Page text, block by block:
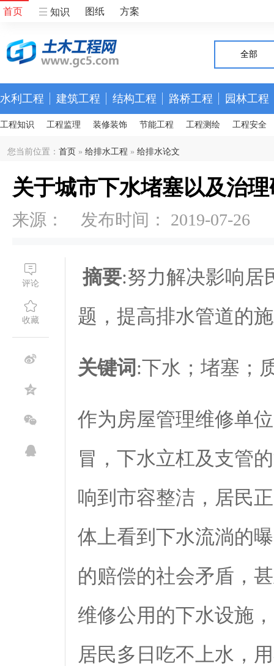
首页 知识 图纸 方案
全部
水利工程 建筑工程 结构工程 路桥工程 园林工程
工程知识 工程监理 装修装饰 节能工程 工程测绘 工程安全
您当前位置： 首页 » 给排水工程 » 给排水论文
关于城市下水堵塞以及治
来源： 发布时间： 2019-07-26
评论
收藏
摘要:努力解决影响居
题，提高排水管道的
关键词:下水；堵塞；
作为房屋管理维修单
冒，下水立杠及支管
响到市容整洁，居民
体上看到下水流淌的
的赔偿的社会矛盾，
维修公用的下水设施
居民多日吃不上水，